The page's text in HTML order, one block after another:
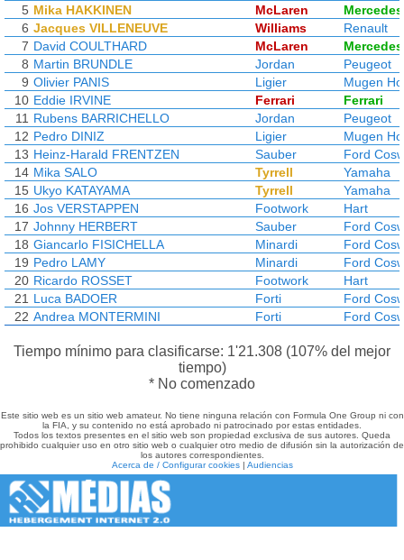
5 Mika HAKKINEN McLaren
Mercedes
6 Jacques VILLENEUVE Williams
Renault
7 David COULTHARD McLaren
Mercedes
8 Martin BRUNDLE Jordan
Peugeot
9 Olivier PANIS Ligier
Mugen
10 Eddie IRVINE Ferrari
Ferrari
11 Rubens BARRICHELLO Jordan
Peugeot
12 Pedro DINIZ Ligier
Mugen
13 Heinz-Harald FRENTZEN Sauber
Ford
14 Mika SALO Tyrrell
Yamaha
15 Ukyo KATAYAMA Tyrrell
Yamaha
16 Jos VERSTAPPEN Footwork
Hart
17 Johnny HERBERT Sauber
Ford
18 Giancarlo FISICHELLA Minardi
Ford
19 Pedro LAMY Minardi
Ford
20 Ricardo ROSSET Footwork
Hart
21 Luca BADOER Forti
Ford
22 Andrea MONTERMINI Forti Ford
Tiempo mínimo para clasificarse: 1'21.308 (107% del mejor
tiempo)
* No comenzado
Este sitio web es un sitio web amateur. No tiene ninguna relación con Formula One Group ni con
la FIA, y su contenido no está aprobado ni patrocinado por estas entidades.
Todos los textos presentes en el sitio web son propiedad exclusiva de sus autores. Queda
prohibido cualquier uso en otro sitio web o cualquier otro medio de difusión sin la autorización de
los autores correspondientes.
Acerca de / Configurar cookies| Audiencias